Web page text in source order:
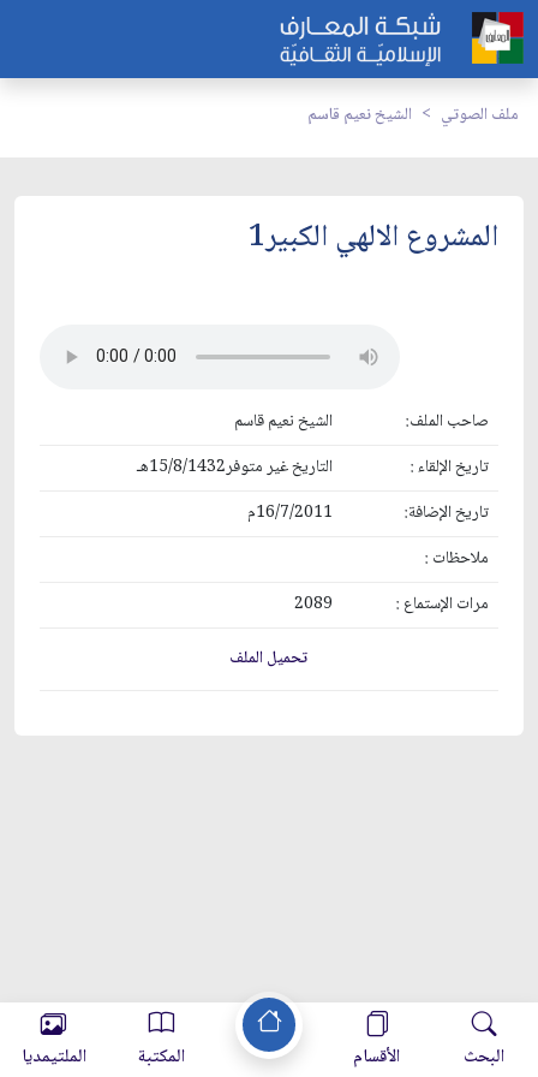
ملف الصوتي الشيخ نعيم قاسم
المشروع الالهي الكبير1
صاحب الملف:
الشيخ نعيم قاسم
تاريخ الإلقاء :
التاريخ غير متوفر15/8/1432هـ
تاريخ الإضافة:
16/7/2011م
ملاحظات :
مرات الإستماع :
2089
تحميل الملف
البحث الأقسام المكتبة الملتيمديا